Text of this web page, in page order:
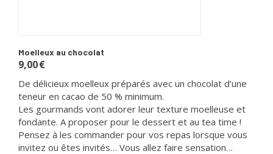
Moelleux au chocolat
9,00€
De délicieux moelleux préparés avec un chocolat d’une
teneur en cacao de 50 % minimum.
Les gourmands vont adorer leur texture moelleuse et
fondante. A proposer pour le dessert et au tea time !
Pensez à les commander pour vos repas lorsque vous
invitez ou êtes invités… Vous allez faire sensation…